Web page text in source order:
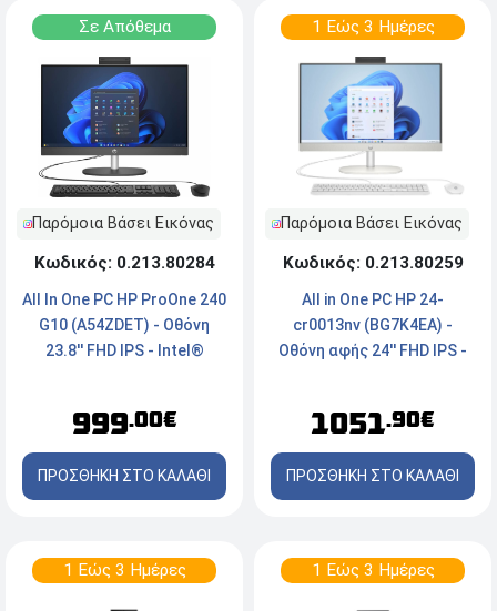
Σε Απόθεμα
Παρόμοια Βάσει Εικόνας
Κωδικός: 0.213.80284
All In One PC HP ProOne 240
G10 (A54ZDET) - Οθόνη
23.8'' FHD IPS - Intel®
Windows 11 Pro
999.00€
ΠΡΟΣΘΗΚΗ ΣΤΟ ΚΑΛΑΘΙ
1 Εώς 3 Ημέρες
Παρόμοια Βάσει Εικόνας
Κωδικός: 0.213.80259
All in One PC HP 24-
cr0013nv (BG7K4EA) -
Οθόνη αφής 24'' FHD IPS -
M.2 SSD - Webcam -
Windows 11 Home
1051.90€
ΠΡΟΣΘΗΚΗ ΣΤΟ ΚΑΛΑΘΙ
1 Εώς 3 Ημέρες 1 Εώς 3 Ημέρες